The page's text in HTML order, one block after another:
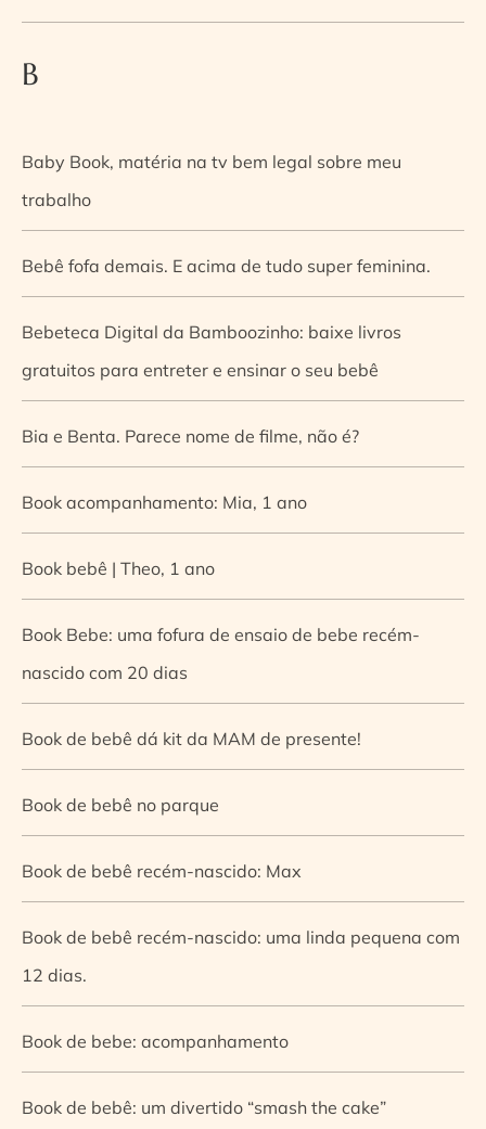
B
Baby Book, matéria na tv bem legal sobre meu
trabalho
Bebê fofa demais. E acima de tudo super feminina.
Bebeteca Digital da Bamboozinho: baixe livros
gratuitos para entreter e ensinar o seu bebê
Bia e Benta. Parece nome de filme, não é?
Book acompanhamento: Mia, 1 ano
Book bebê | Theo, 1 ano
Book Bebe: uma fofura de ensaio de bebe recém-
nascido com 20 dias
Book de bebê dá kit da MAM de presente!
Book de bebê no parque
Book de bebê recém-nascido: Max
Book de bebê recém-nascido: uma linda pequena com
12 dias.
Book de bebe: acompanhamento
Book de bebê: um divertido “smash the cake”